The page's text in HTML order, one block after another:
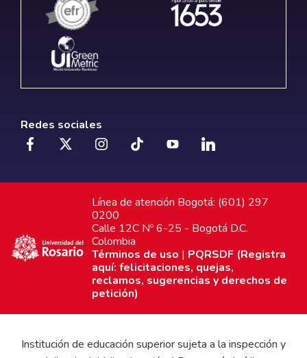
Redes sociales
Línea de atención Bogotá: (601) 297
0200
Calle 12C Nº 6-25 - Bogotá D.C.
Colombia
Términos de uso | PQRSDF (Registra
aquí: felicitaciones, quejas,
reclamos, sugerencias y derechos de
petición)
Institución de educación superior sujeta a la inspección y